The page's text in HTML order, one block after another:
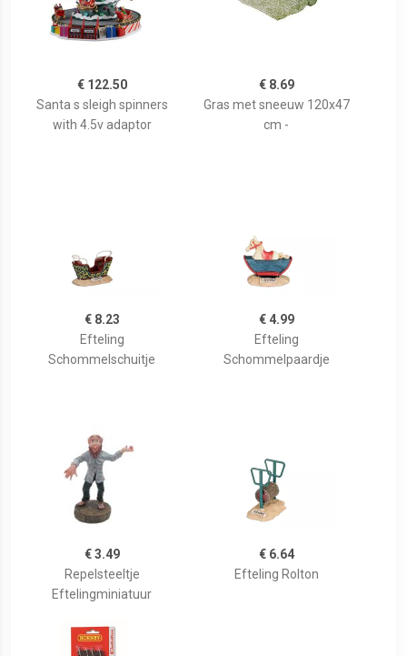
€ 122.50
Santa s sleigh spinners
with 4.5v adaptor
€ 8.69
Gras met sneeuw 120x47
cm -
€ 8.23
Efteling
Schommelschuitje
€ 4.99
Efteling
Schommelpaardje
€ 3.49
Repelsteeltje
Eftelingminiatuur
€ 6.64
Efteling Rolton